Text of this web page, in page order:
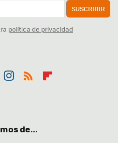
SUSCRIBIR
política de privacidad
de...